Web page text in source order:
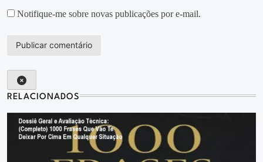
Notifique-me sobre novas publicações por e-mail.
RELACIONADOS